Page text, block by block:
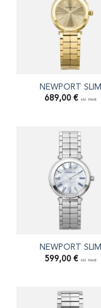
NEWPORT SLIM
689,00 € inkl. MwSt
NEWPORT SLIM
599,00 € inkl. MwSt